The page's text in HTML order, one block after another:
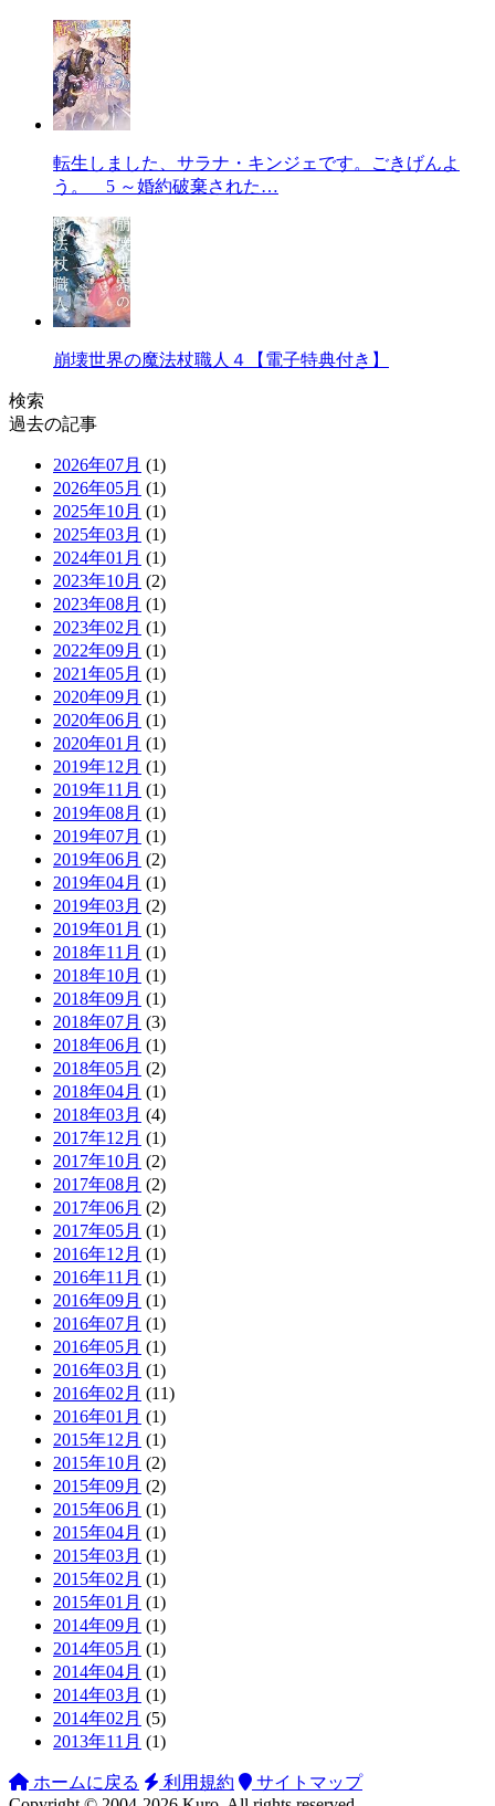
転生しました、サラナ・キンジェです。ごきげんよ
う。 5 ～婚約破棄された…
崩壊世界の魔法杖職人４【電子特典付き】
検索
過去の記事
2026年07月 (1)
2026年05月 (1)
2025年10月 (1)
2025年03月 (1)
2024年01月 (1)
2023年10月 (2)
2023年08月 (1)
2023年02月 (1)
2022年09月 (1)
2021年05月 (1)
2020年09月 (1)
2020年06月 (1)
2020年01月 (1)
2019年12月 (1)
2019年11月 (1)
2019年08月 (1)
2019年07月 (1)
2019年06月 (2)
2019年04月 (1)
2019年03月 (2)
2019年01月 (1)
2018年11月 (1)
2018年10月 (1)
2018年09月 (1)
2018年07月 (3)
2018年06月 (1)
2018年05月 (2)
2018年04月 (1)
2018年03月 (4)
2017年12月 (1)
2017年10月 (2)
2017年08月 (2)
2017年06月 (2)
2017年05月 (1)
2016年12月 (1)
2016年11月 (1)
2016年09月 (1)
2016年07月 (1)
2016年05月 (1)
2016年03月 (1)
2016年02月 (11)
2016年01月 (1)
2015年12月 (1)
2015年10月 (2)
2015年09月 (2)
2015年06月 (1)
2015年04月 (1)
2015年03月 (1)
2015年02月 (1)
2015年01月 (1)
2014年09月 (1)
2014年05月 (1)
2014年04月 (1)
2014年03月 (1)
2014年02月 (5)
2013年11月 (1)
ホームに戻る 利用規約
サイトマップ